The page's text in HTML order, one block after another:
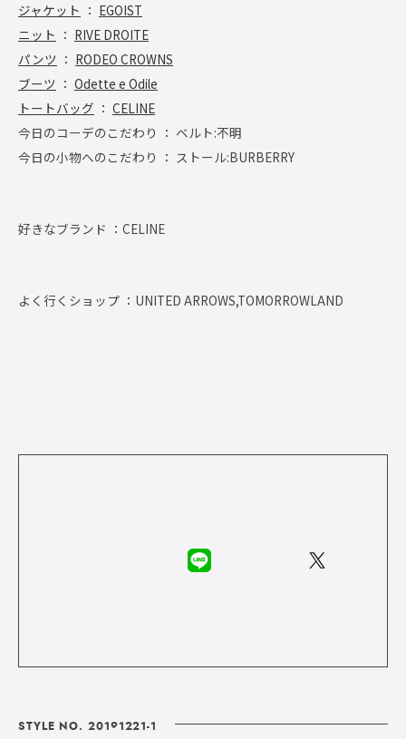
ジャケット ： EGOIST
ニット ： RIVE DROITE
パンツ ： RODEO CROWNS
ブーツ ： Odette e Odile
トートバッグ ： CELINE
今日のコーデのこだわり ： ベルト:不明
今日の小物へのこだわり ： ストール:BURBERRY
好きなブランド ： CELINE
よく行くショップ ： UNITED ARROWS,TOMORROWLAND
STYLE NO. 20191221-1